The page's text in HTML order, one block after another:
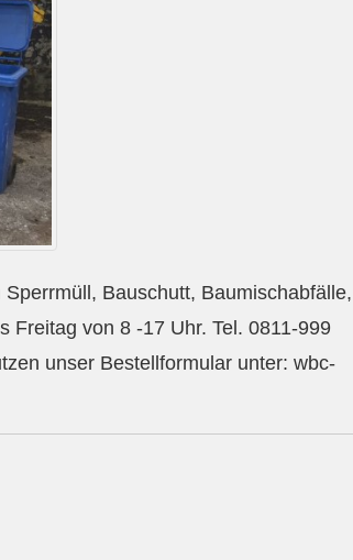
Bauschutt, Baumischabfälle,
Freitag von 8 -17 Uhr. Tel. 0811-999
unser Bestellformular unter: wbc-